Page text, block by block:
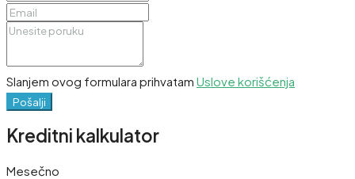
Slanjem ovog formulara prihvatam Uslove korišćenja
Pošalji
Kreditni kalkulator
Mesečno